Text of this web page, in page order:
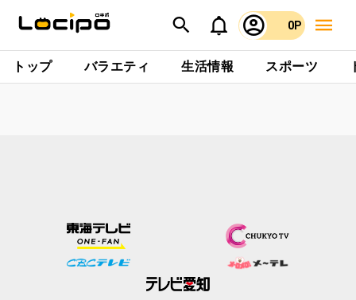
0P
トップ バラエティ 生活情報 スポーツ